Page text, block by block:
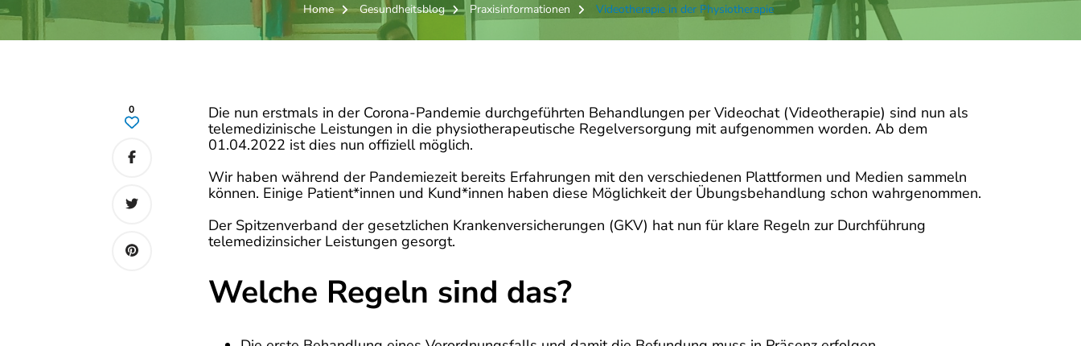
Home Gesundheitsblog Praxisinformationen Videotherapie in der Physiotherapie
0
Die nun erstmals in der Corona-Pandemie durchgeführten Behandlungen per Videochat (Videotherapie) sind nun als
telemedizinische Leistungen in die physiotherapeutische Regelversorgung mit aufgenommen worden. Ab dem
01.04.2022 ist dies nun offiziell möglich.
Wir haben während der Pandemiezeit bereits Erfahrungen mit den verschiedenen Plattformen und Medien sammeln
können. Einige Patient*innen und Kund*innen haben diese Möglichkeit der Übungsbehandlung schon wahrgenommen.
Der Spitzenverband der gesetzlichen Krankenversicherungen (GKV) hat nun für klare Regeln zur Durchführung
telemedizinsicher Leistungen gesorgt.
Welche Regeln sind das?